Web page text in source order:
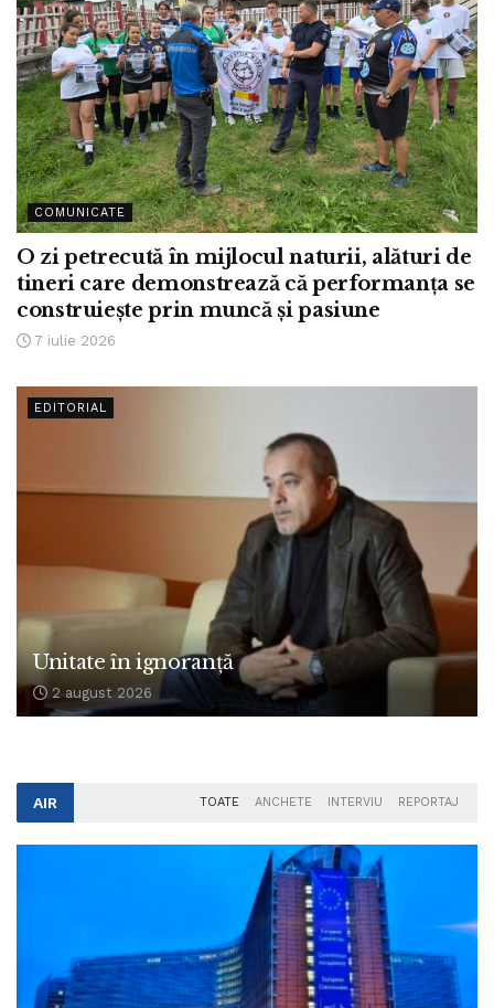
COMUNICATE
O zi petrecută în mijlocul naturii, alături de
tineri care demonstrează că performanța se
construiește prin muncă și pasiune
7 iulie 2026
EDITORIAL
Unitate în ignoranță
2 august 2026
AIR TOATE ANCHETE INTERVIU REPORTAJ